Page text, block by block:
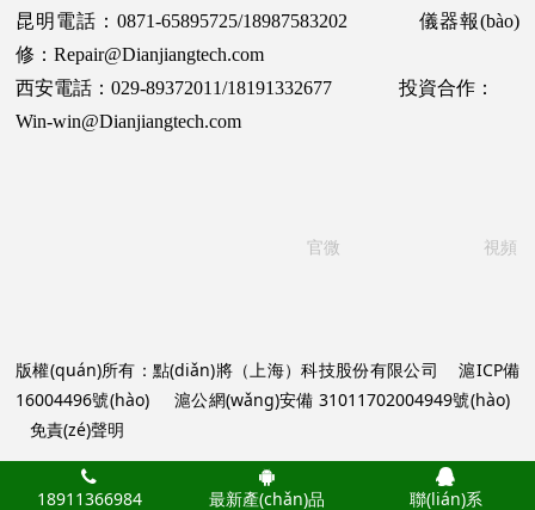
昆明電話：0871-65895725/18987583202 儀器報(bào)
修：Repair@Dianjiangtech.com
西安電話：029-89372011/18191332677 投資合作：
Win-win@Dianjiangtech.com
官微 視頻
版權(quán)所有：點(diǎn)將（上海）科技股份有限公司滬ICP備
16004496號(hào)
滬公網(wǎng)安備 31011702004949號(hào)
免責(zé)聲明
18911366984 最新產(chǎn)品 聯(lián)系